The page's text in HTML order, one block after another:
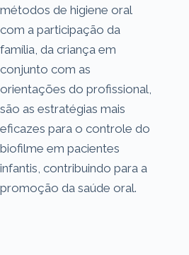
métodos de higiene oral
com a participação da
família, da criança em
conjunto com as
orientações do profissional,
são as estratégias mais
eficazes para o controle do
biofilme em pacientes
infantis, contribuindo para a
promoção da saúde oral.